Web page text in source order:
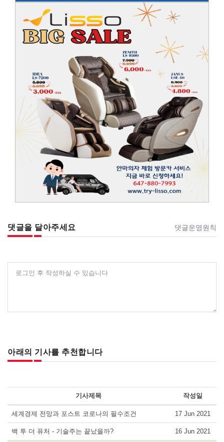
댓글을 달아주세요 댓글운영원칙
로그인 후 작성하실 수 있습니다
아래의 기사를 추천합니다
기사제목 작성일
세계경제 전망과 포스트 코로나의 필수조건 17 Jun 2021
백 투 더 퓨처 - 기술주는 끝났을까? 16 Jun 2021